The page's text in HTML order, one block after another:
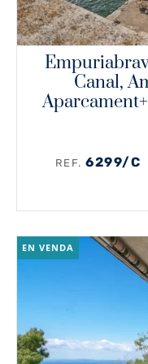
Canal,
REF. 6299/C
EN VENDA